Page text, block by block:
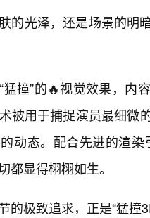
的光泽，还是场景的明
撞”的🔥视觉效果，内
被用于捕捉演员最细微
动态。配合先进的渲
都显得栩栩如生。
的极致追求，正是“猛撞